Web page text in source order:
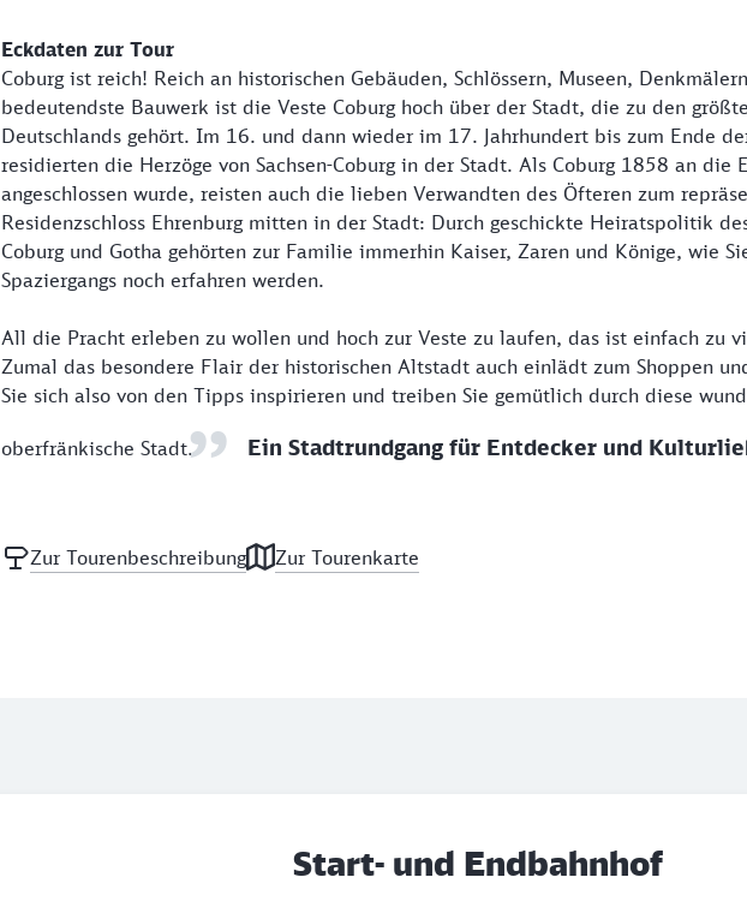
Eckdaten zur Tour
Coburg ist reich! Reich an historischen Gebäuden, Schlössern, Museen,
bedeutendste Bauwerk ist die Veste Coburg hoch über der Stadt, die zu den
Deutschlands gehört. Im 16. und dann wieder im 17. Jahrhundert bis zum Ende
residierten die Herzöge von Sachsen-Coburg in der Stadt. Als Coburg 1858 an die
angeschlossen wurde, reisten auch die lieben Verwandten des Öfteren zum
Residenzschloss Ehrenburg mitten in der Stadt: Durch geschickte Heiratspolitik
Coburg und Gotha gehörten zur Familie immerhin Kaiser, Zaren und Könige, wie
Spaziergangs noch erfahren werden.
All die Pracht erleben zu wollen und hoch zur Veste zu laufen, das ist einfach zu
Zumal das besondere Flair der historischen Altstadt auch einlädt zum Shoppen
Sie sich also von den Tipps inspirieren und treiben Sie gemütlich durch diese
oberfränkische Stadt. Ein Stadtrundgang für Entdecker und
Zur Tourenbeschreibung Zur Tourenkarte
Start- und Endbahnhof